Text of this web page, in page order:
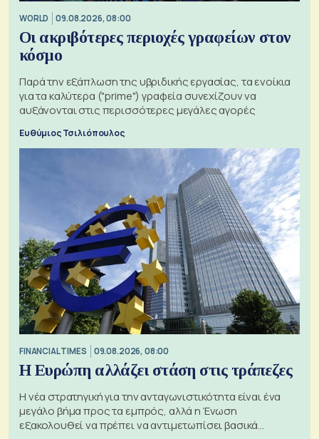
WORLD 09.08.2026, 08:00
Οι ακριβότερες περιοχές γραφείων στον
κόσμο
Παρά την εξάπλωση της υβριδικής εργασίας, τα ενοίκια
για τα καλύτερα ("prime") γραφεία συνεχίζουν να
αυξάνονται στις περισσότερες μεγάλες αγορές
Ευθύμιος Τσιλιόπουλος
FINANCIAL TIMES 09.08.2026, 08:00
Η Ευρώπη αλλάζει στάση στις τράπεζες
Η νέα στρατηγική για την ανταγωνιστικότητα είναι ένα
μεγάλο βήμα προς τα εμπρός, αλλά η Ένωση
εξακολουθεί να πρέπει να αντιμετωπίσει βασικά